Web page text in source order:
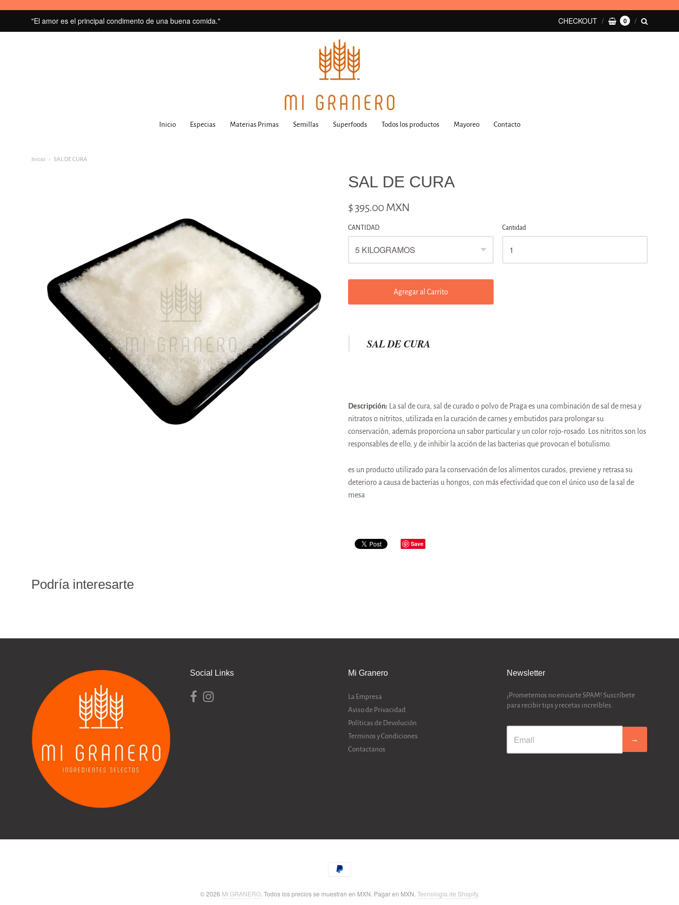
"El amor es el principal condimento de una buena comida." CHECKOUT 0
Menú
Inicio Especias Materias Primas Semillas Superfoods Todos los productos Mayoreo Contacto
Inicio SAL DE CURA
SAL DE CURA
$ 395.00 MXN
CANTIDAD Cantidad
Agregar al Carrito
SAL DE CURA
Descripción: La sal de cura, sal de curado o polvo de Praga es una combinación de sal de mesa y
nitratos o nitritos, utilizada en la curación de carnes y embutidos para prolongar su
conservación, además proporciona un sabor particular y un color rojo-rosado. Los nitritos son los
responsables de ello, y de inhibir la acción de las bacterias que provocan el botulismo.
es un producto utilizado para la conservación de los alimentos curados, previene y retrasa su
deterioro a causa de bacterias u hongos, con más efectividad que con el único uso de la sal de
mesa
Save
Podría interesarte
Social Links Mi Granero
La Empresa
Aviso de Privacidad
Políticas de Devolución
Terminos y Condiciones
Contactanos
Newsletter
¡Prometemos no enviarte SPAM! Suscríbete
para recibir tips y recetas increíbles.
→
© 2026 MI GRANERO. Todos los precios se muestran en MXN. Pagar en MXN. Tecnología de Shopify.